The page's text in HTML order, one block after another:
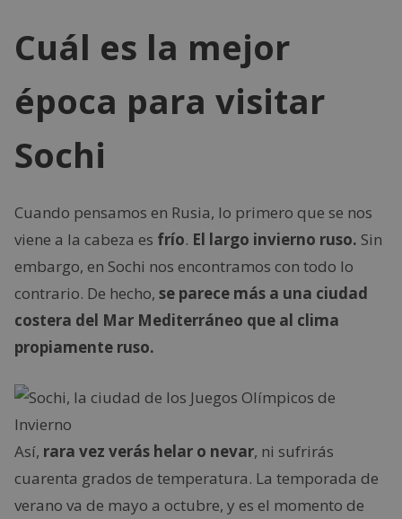
Cuál es la mejor
época para visitar
Sochi
Cuando pensamos en Rusia, lo primero que se nos
viene a la cabeza es frío. El largo invierno ruso. Sin
embargo, en Sochi nos encontramos con todo lo
contrario. De hecho, se parece más a una ciudad
costera del Mar Mediterráneo que al clima
propiamente ruso.
Así, rara vez verás helar o nevar, ni sufrirás
cuarenta grados de temperatura. La temporada de
verano va de mayo a octubre, y es el momento de